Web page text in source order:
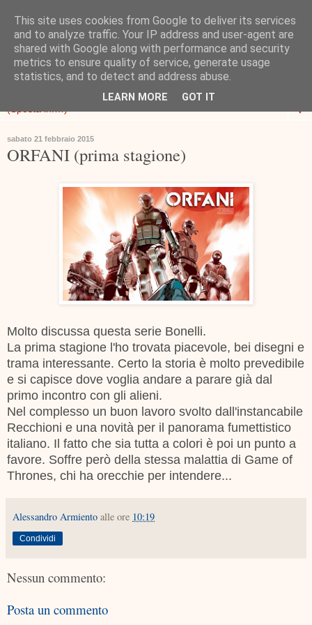
▼
sabato 21 febbraio 2015
ORFANI (prima stagione)
Molto discussa questa serie Bonelli.
La prima stagione l'ho trovata piacevole, bei disegni e
trama interessante. Certo la storia è molto prevedibile
e si capisce dove voglia andare a parare già dal
primo incontro con gli alieni.
Nel complesso un buon lavoro svolto dall'instancabile
Recchioni e una novità per il panorama fumettistico
italiano. Il fatto che sia tutta a colori è poi un punto a
favore. Soffre però della stessa malattia di Game of
Thrones, chi ha orecchie per intendere...
Alessandro Armiento alle ore 10:19
Condividi
Nessun commento:
Posta un commento
This site uses cookies from Google to deliver its services
and to analyze traffic. Your IP address and user-agent are
shared with Google along with performance and security
metrics to ensure quality of service, generate usage
statistics, and to detect and address abuse.
LEARN MORE GOT IT